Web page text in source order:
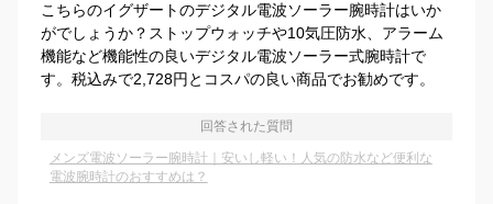
こちらのイグザートのデジタル電波ソーラー腕時計はいか
がでしょうか？ストップウォッチや10気圧防水、アラーム
機能など機能性の良いデジタル電波ソーラー式腕時計で
す。税込みで2,728円とコスパの良い商品でお勧めです。
回答された質問
メンズ電波ソーラー腕時計｜安いし軽い！人気の防水など便利な
電波腕時計のおすすめは？